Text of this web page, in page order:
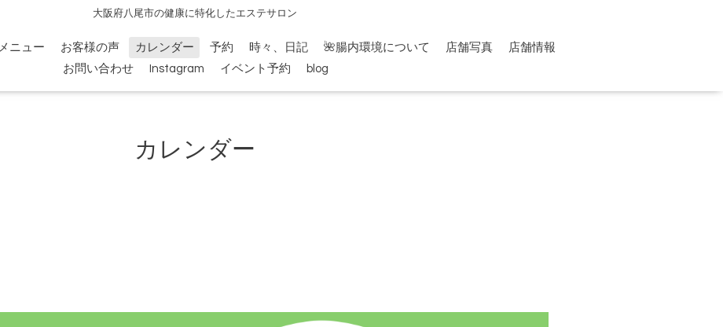
大阪府八尾市の健康に特化したエステサロン
メニュー お客様の声 カレンダー 予約 時々、日記 🌺腸内環境について 店舗写真
店舗情報
お問い合わせ
Instagram イベント予約 blog
カレンダー